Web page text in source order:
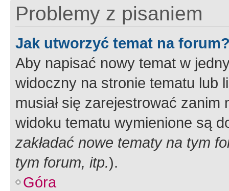
Problemy z pisaniem
Jak utworzyć temat na
Aby napisać nowy temat w
widoczny na stronie tematu lub
musiał się zarejestrować
widoku tematu wymienione są
zakładać nowe tematy na tym
tym forum, itp.).
Góra